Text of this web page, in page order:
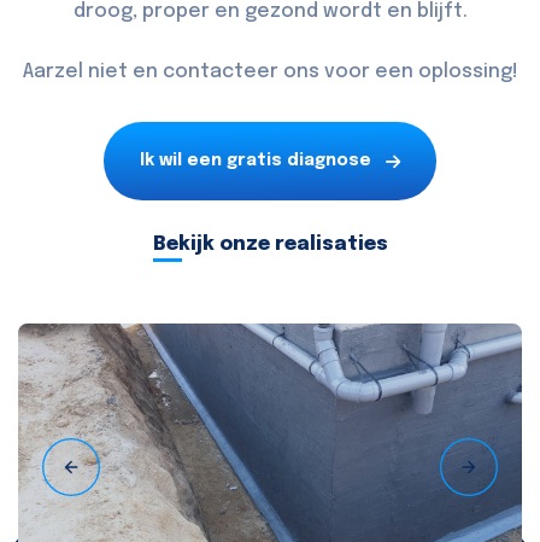
droog, proper en gezond wordt en blijft.
Aarzel niet en contacteerons voor een oplossing!
Ik wil een gratis diagnose
Bekijk onze realisaties